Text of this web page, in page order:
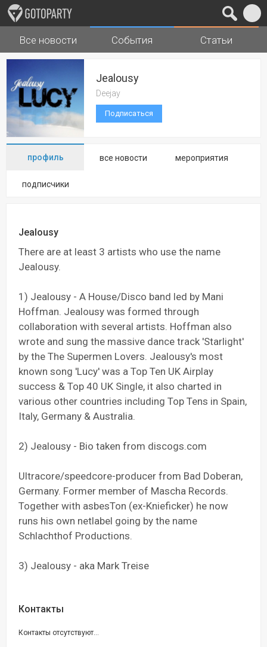
Города Музыка
Все новости События Статьи
Jealousy
Deejay
Подписаться
профиль все новости мероприятия
подписчики
Jealousy
There are at least 3 artists who use the name
Jealousy.
1) Jealousy - A House/Disco band led by Mani
Hoffman. Jealousy was formed through
collaboration with several artists. Hoffman also
wrote and sung the massive dance track 'Starlight'
by the The Supermen Lovers. Jealousy's most
known song 'Lucy' was a Top Ten UK Airplay
success & Top 40 UK Single, it also charted in
various other countries including Top Tens in Spain,
Italy, Germany & Australia.
2) Jealousy - Bio taken from discogs.com
Ultracore/speedcore-producer from Bad Doberan,
Germany. Former member of Mascha Records.
Together with asbesTon (ex-Knieficker) he now
runs his own netlabel going by the name
Schlachthof Productions.
3) Jealousy - aka Mark Treise
Контакты
Контакты отсутствуют...